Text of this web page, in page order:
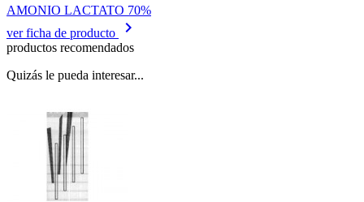
AMONIO LACTATO 70%
ver ficha de producto
keyboard_arrow_right
productos recomendados
Quizás le pueda interesar...